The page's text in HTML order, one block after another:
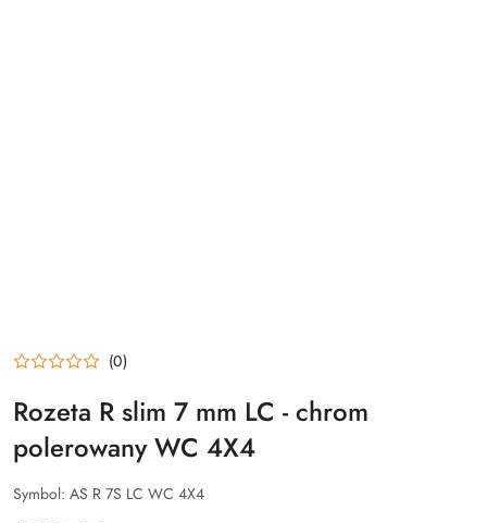
(0)
Rozeta R slim 7 mm LC - chrom
polerowany WC 4X4
Symbol: AS R 7S LC WC 4X4